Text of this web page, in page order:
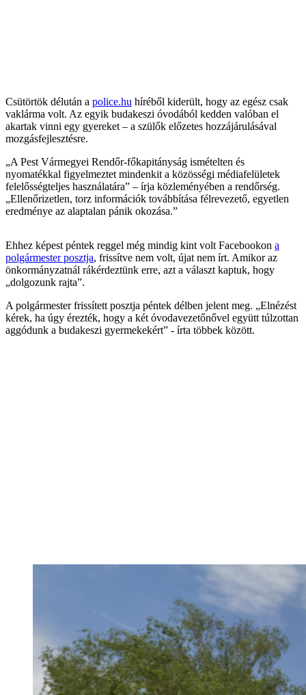
Csütörtök délután a police.hu híréből kiderült, hogy az egész csak
vaklárma volt. Az egyik budakeszi óvodából kedden valóban el
akartak vinni egy gyereket – a szülők előzetes hozzájárulásával
mozgásfejlesztésre.
„A Pest Vármegyei Rendőr-főkapitányság ismételten és
nyomatékkal figyelmeztet mindenkit a közösségi médiafelületek
felelősségteljes használatára” – írja közleményében a rendőrség.
„Ellenőrizetlen, torz információk továbbítása félrevezető, egyetlen
eredménye az alaptalan pánik okozása.”
Ehhez képest péntek reggel még mindig kint volt Facebookon a
polgármester posztja, frissítve nem volt, újat nem írt. Amikor az
önkormányzatnál rákérdeztünk erre, azt a választ kaptuk, hogy
„dolgozunk rajta”.
A polgármester frissített posztja péntek délben jelent meg. „Elnézést
kérek, ha úgy érezték, hogy a két óvodavezetőnővel együtt túlzottan
aggódunk a budakeszi gyermekekért” - írta többek között.